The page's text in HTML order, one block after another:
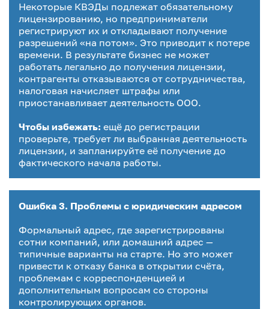
Некоторые КВЭДы подлежат обязательному
лицензированию, но предприниматели
регистрируют их и откладывают получение
разрешений «на потом». Это приводит к потере
времени. В результате бизнес не может
работать легально до получения лицензии,
контрагенты отказываются от сотрудничества,
налоговая начисляет штрафы или
приостанавливает деятельность ООО.
Чтобы избежать: ещё до регистрации
проверьте, требует ли выбранная деятельность
лицензии, и запланируйте её получение до
фактического начала работы.
Ошибка 3. Проблемы с юридическим адресом
Формальный адрес, где зарегистрированы
сотни компаний, или домашний адрес —
типичные варианты на старте. Но это может
привести к отказу банка в открытии счёта,
проблемам с корреспонденцией и
дополнительным вопросам со стороны
контролирующих органов.